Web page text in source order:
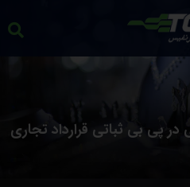
پی بی ثباتی قرارداد تجاری